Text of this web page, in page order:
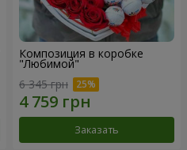
Композиция в коробке
"Любимой"
6 345 грн
Заказать